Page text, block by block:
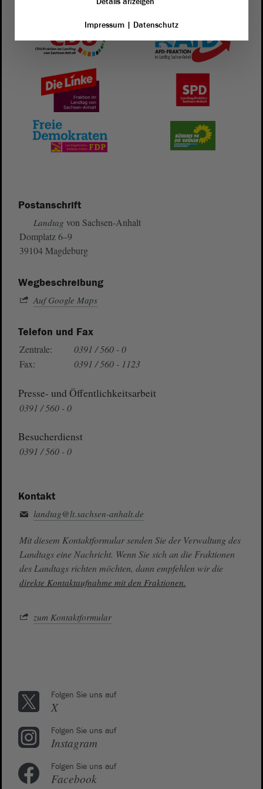
Postanschrift
Landtag von Sachsen-Anhalt
Domplatz 6–9
39104 Magdeburg
Wegbeschreibung
Auf Google Maps
Telefon und Fax
Zentrale:
0391 / 560 - 0
Fax:
0391 / 560 - 1123
Presse- und Öffentlichkeitsarbeit
0391 / 560 - 0
Besucherdienst
0391 / 560 - 0
Kontakt
landtag@lt.sachsen-anhalt.de
Mit diesem Kontaktformular senden Sie der Verwaltung des
Landtags eine Nachricht. Wenn Sie sich an die Fraktionen
des Landtags richten möchten, dann empfehlen wir die
direkte Kontaktaufnahme mit den Fraktionen.
zum Kontaktformular
Folgen Sie uns auf
X
Folgen Sie uns auf
Instagram
Folgen Sie uns auf
Facebook
Impressum| Datenschutz